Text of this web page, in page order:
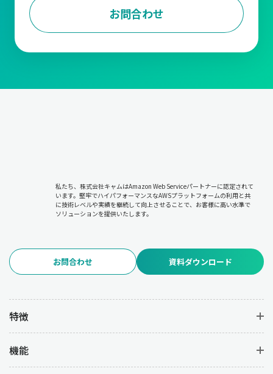
お問合わせ
私たち、株式会社キャムはAmazon Web Serviceパートナーに認定されて
います。堅牢でハイパフォーマンスなAWSプラットフォームの利用と共
に技術レベルや実績を継続して向上させることで、お客様に高い水準で
ソリューションを提供いたします。
お問合わせ 資料ダウンロード
特徴
機能